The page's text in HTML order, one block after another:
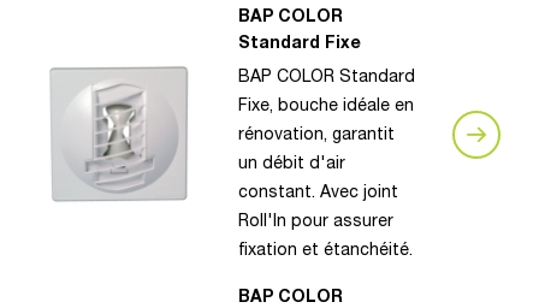
BAP COLOR
Standard Fixe
BAP COLOR Standard
Fixe, bouche idéale en
rénovation, garantit
un débit d'air
constant. Avec joint
Roll'In pour assurer
fixation et étanchéité.
BAP COLOR